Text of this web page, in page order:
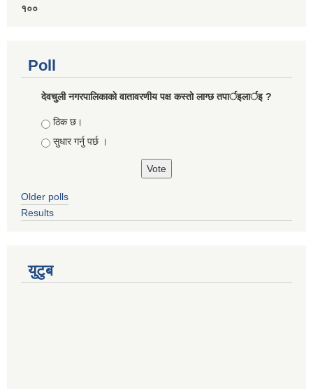
१००
Poll
देवचुली नगरपालिकाकाे वातावरणीय पक्ष कस्ताे लाग्छ तपार्इलार्इ ?
Choices
ठिक छ।
सुधार गर्नु पर्छ ।
Older polls
Results
युटुब